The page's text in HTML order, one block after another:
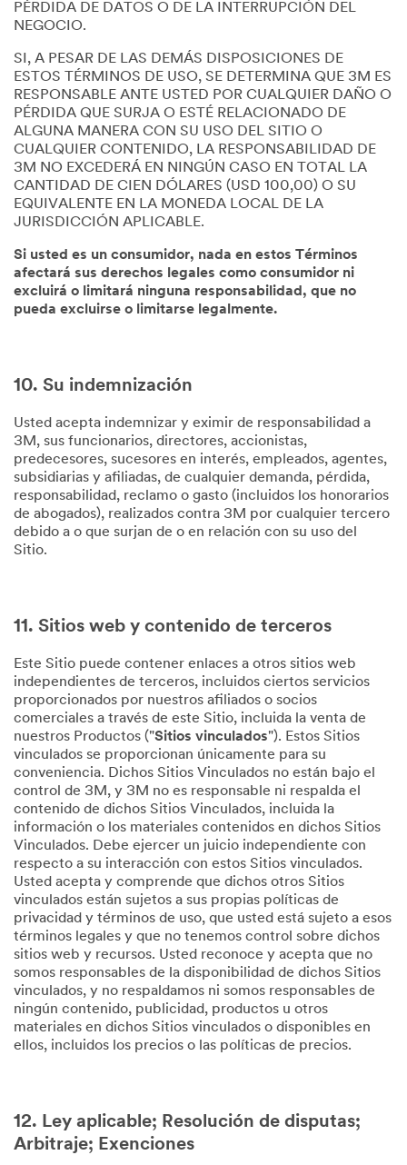
PÉRDIDA DE DATOS O DE LA INTERRUPCIÓN DEL
NEGOCIO.
SI, A PESAR DE LAS DEMÁS DISPOSICIONES DE
ESTOS TÉRMINOS DE USO, SE DETERMINA QUE 3M ES
RESPONSABLE ANTE USTED POR CUALQUIER DAÑO O
PÉRDIDA QUE SURJA O ESTÉ RELACIONADO DE
ALGUNA MANERA CON SU USO DEL SITIO O
CUALQUIER CONTENIDO, LA RESPONSABILIDAD DE
3M NO EXCEDERÁ EN NINGÚN CASO EN TOTAL LA
CANTIDAD DE CIEN DÓLARES (USD 100,00) O SU
EQUIVALENTE EN LA MONEDA LOCAL DE LA
JURISDICCIÓN APLICABLE.
Si usted es un consumidor, nada en estos Términos
afectará sus derechos legales como consumidor ni
excluirá o limitará ninguna responsabilidad, que no
pueda excluirse o limitarse legalmente.
10. Su indemnización
Usted acepta indemnizar y eximir de responsabilidad a
3M, sus funcionarios, directores, accionistas,
predecesores, sucesores en interés, empleados, agentes,
subsidiarias y afiliadas, de cualquier demanda, pérdida,
responsabilidad, reclamo o gasto (incluidos los honorarios
de abogados), realizados contra 3M por cualquier tercero
debido a o que surjan de o en relación con su uso del
Sitio.
11. Sitios web y contenido de terceros
Este Sitio puede contener enlaces a otros sitios web
independientes de terceros, incluidos ciertos servicios
proporcionados por nuestros afiliados o socios
comerciales a través de este Sitio, incluida la venta de
nuestros Productos ("Sitios vinculados"). Estos Sitios
vinculados se proporcionan únicamente para su
conveniencia. Dichos Sitios Vinculados no están bajo el
control de 3M, y 3M no es responsable ni respalda el
contenido de dichos Sitios Vinculados, incluida la
información o los materiales contenidos en dichos Sitios
Vinculados. Debe ejercer un juicio independiente con
respecto a su interacción con estos Sitios vinculados.
Usted acepta y comprende que dichos otros Sitios
vinculados están sujetos a sus propias políticas de
privacidad y términos de uso, que usted está sujeto a esos
términos legales y que no tenemos control sobre dichos
sitios web y recursos. Usted reconoce y acepta que no
somos responsables de la disponibilidad de dichos Sitios
vinculados, y no respaldamos ni somos responsables de
ningún contenido, publicidad, productos u otros
materiales en dichos Sitios vinculados o disponibles en
ellos, incluidos los precios o las políticas de precios.
12. Ley aplicable; Resolución de disputas;
Arbitraje; Exenciones